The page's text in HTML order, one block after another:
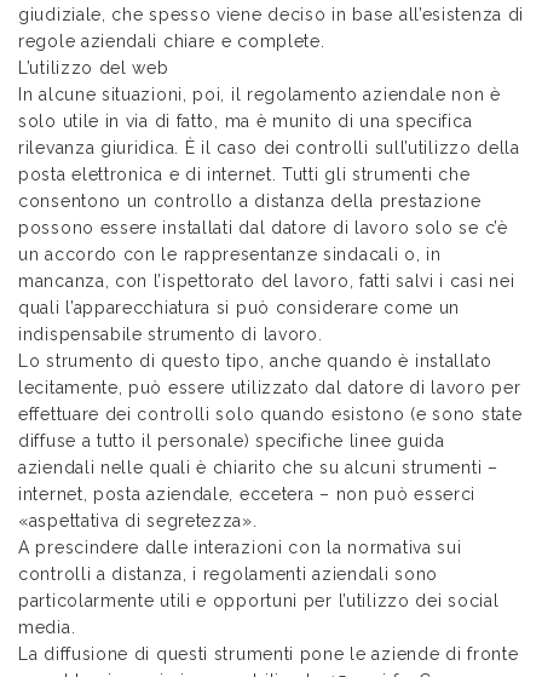
giudiziale, che spesso viene deciso in base all’esistenza di
regole aziendali chiare e complete.
L’utilizzo del web
In alcune situazioni, poi, il regolamento aziendale non è
solo utile in via di fatto, ma è munito di una specifica
rilevanza giuridica. È il caso dei controlli sull’utilizzo della
posta elettronica e di internet. Tutti gli strumenti che
consentono un controllo a distanza della prestazione
possono essere installati dal datore di lavoro solo se c’è
un accordo con le rappresentanze sindacali o, in
mancanza, con l’ispettorato del lavoro, fatti salvi i casi nei
quali l’apparecchiatura si può considerare come un
indispensabile strumento di lavoro.
Lo strumento di questo tipo, anche quando è installato
lecitamente, può essere utilizzato dal datore di lavoro per
effettuare dei controlli solo quando esistono (e sono state
diffuse a tutto il personale) specifiche linee guida
aziendali nelle quali è chiarito che su alcuni strumenti –
internet, posta aziendale, eccetera – non può esserci
«aspettativa di segretezza».
A prescindere dalle interazioni con la normativa sui
controlli a distanza, i regolamenti aziendali sono
particolarmente utili e opportuni per l’utilizzo dei social
media.
La diffusione di questi strumenti pone le aziende di fronte